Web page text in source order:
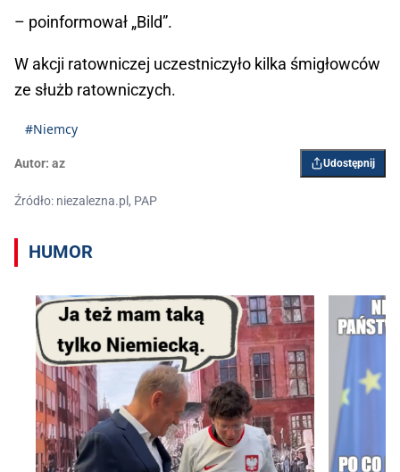
– poinformował „Bild”.
W akcji ratowniczej uczestniczyło kilka śmigłowców
ze służb ratowniczych.
#Niemcy
Autor: az Udostępnij
Źródło: niezalezna.pl, PAP
HUMOR